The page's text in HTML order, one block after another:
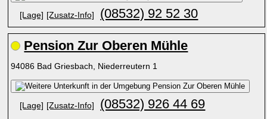
[Lage] [Zusatz-Info] (08532) 92 52 30
Pension Zur Oberen Mühle
94086 Bad Griesbach, Niederreutern 1
[Lage] [Zusatz-Info] (08532) 926 44 69